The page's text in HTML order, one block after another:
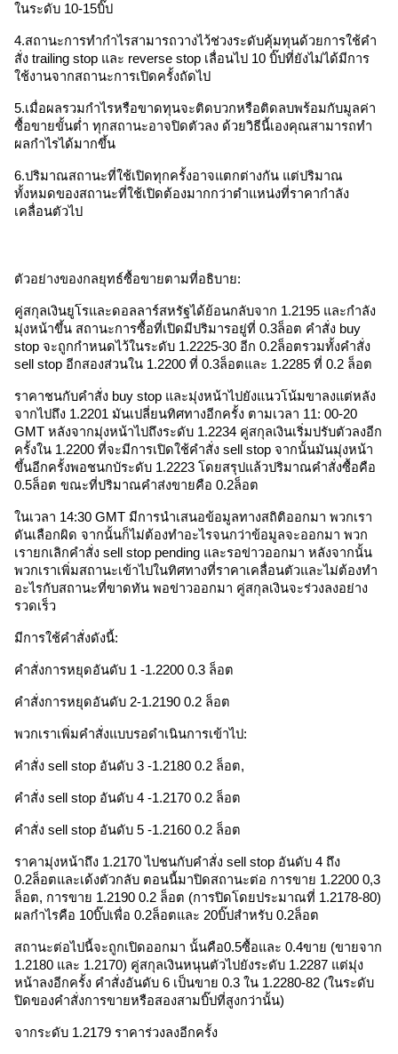
ในระดับ 10-15บิ๊ป
4.สถานะการทำกำไรสามารถวางไว้ช่วงระดับคุ้มทุนด้วยการใช้คำ
สั่ง trailing stop และ reverse stop เลื่อนไป 10 บิ๊ปที่ยังไม่ได้มีการ
ใช้งานจากสถานะการเปิดครั้งถัดไป
5.เมื่อผลรวมกำไรหรือขาดทุนจะติดบวกหรือติดลบพร้อมกับมูลค่า
ซื้อขายขั้นต่ำ ทุกสถานะอาจปิดตัวลง ด้วยวิธีนี้เองคุณสามารถทำ
ผลกำไรได้มากขึ้น
6.ปริมาณสถานะที่ใช้เปิดทุกครั้งอาจแตกต่างกัน แต่ปริมาณ
ทั้งหมดของสถานะที่ใช้เปิดต้องมากกว่าตำแหน่งที่ราคากำลัง
เคลื่อนตัวไป
ตัวอย่างของกลยุทธ์ซื้อขายตามที่อธิบาย:
คู่สกุลเงินยูโรและดอลลาร์สหรัฐได้ย้อนกลับจาก 1.2195 และกำลัง
มุ่งหน้าขึ้น สถานะการซื้อที่เปิดมีปริมารอยู่ที่ 0.3ล็อต คำสั่ง buy
stop จะถูกกำหนดไว้ในระดับ 1.2225-30 อีก 0.2ล็อตรวมทั้งคำสั่ง
sell stop อีกสองส่วนใน 1.2200 ที่ 0.3ล็อตและ 1.2285 ที่ 0.2 ล็อต
ราคาชนกับคำสั่ง buy stop และมุ่งหน้าไปยังแนวโน้มขาลงแต่หลัง
จากไปถึง 1.2201 มันเปลี่ยนทิศทางอีกครั้ง ตามเวลา 11: 00-20
GMT หลังจากมุ่งหน้าไปถึงระดับ 1.2234 คู่สกุลเงินเริ่มปรับตัวลงอีก
ครั้งใน 1.2200 ที่จะมีการเปิดใช้คำสั่ง sell stop จากนั้นมันมุ่งหน้า
ขึ้นอีกครั้งพอชนกบัระดับ 1.2223 โดยสรุปแล้วปริมาณคำสั่งซื้อคือ
0.5ล็อต ขณะที่ปริมาณคำส่งขายคือ 0.2ล็อต
ในเวลา 14:30 GMT มีการนำเสนอข้อมูลทางสถิติออกมา พวกเรา
ดันเลือกผิด จากนั้นก็ไม่ต้องทำอะไรจนกว่าข้อมูลจะออกมา พวก
เรายกเลิกคำสั่ง sell stop pending และรอข่าวออกมา หลังจากนั้น
พวกเราเพิ่มสถานะเข้าไปในทิศทางที่ราคาเคลื่อนตัวและไม่ต้องทำ
อะไรกับสถานะที่ขาดทัน พอข่าวออกมา คู่สกุลเงินจะร่วงลงอย่าง
รวดเร็ว
มีการใช้คำสั่งดังนี้:
คำสั่งการหยุดอันดับ 1 -1.2200 0.3 ล็อต
คำสั่งการหยุดอันดับ 2-1.2190 0.2 ล็อต
พวกเราเพิ่มคำสั่งแบบรอดำเนินการเข้าไป:
คำสั่ง sell stop อันดับ 3 -1.2180 0.2 ล็อต,
คำสั่ง sell stop อันดับ 4 -1.2170 0.2 ล็อต
คำสั่ง sell stop อันดับ 5 -1.2160 0.2 ล็อต
ราคามุ่งหน้าถึง 1.2170 ไปชนกับคำสั่ง sell stop อันดับ 4 ถึง
0.2ล็อตและเด้งตัวกลับ ตอนนี้มาปิดสถานะต่อ การขาย 1.2200 0,3
ล็อต, การขาย 1.2190 0.2 ล็อต (การปิดโดยประมาณที่ 1.2178-80)
ผลกำไรคือ 10บิ๊ปเพื่อ 0.2ล็อตและ 20บิ๊ปสำหรับ 0.2ล็อต
สถานะต่อไปนี้จะถูกเปิดออกมา นั้นคือ0.5ซื้อและ 0.4ขาย (ขายจาก
1.2180 และ 1.2170) คู่สกุลเงินหนุนตัวไปยังระดับ 1.2287 แต่มุ่ง
หน้าลงอีกครั้ง คำสั่งอันดับ 6 เป็นขาย 0.3 ใน 1.2280-82 (ในระดับ
ปิดของคำสั่งการขายหรือสองสามบิ๊ปที่สูงกว่านั้น)
จากระดับ 1.2179 ราคาร่วงลงอีกครั้ง